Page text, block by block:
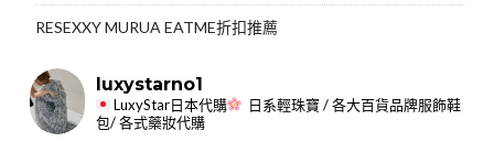
RESEXXY MURUA EATME折扣推薦
luxystarno1
LuxyStar日本代購
日系輕珠寶 / 各大百貨品牌服飾鞋
包/ 各式藥妝代購